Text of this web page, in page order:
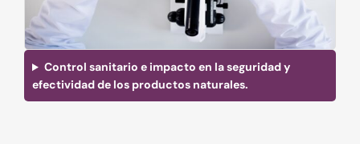
Control sanitario e impacto en la seguridad y
efectividad de los productos naturales.